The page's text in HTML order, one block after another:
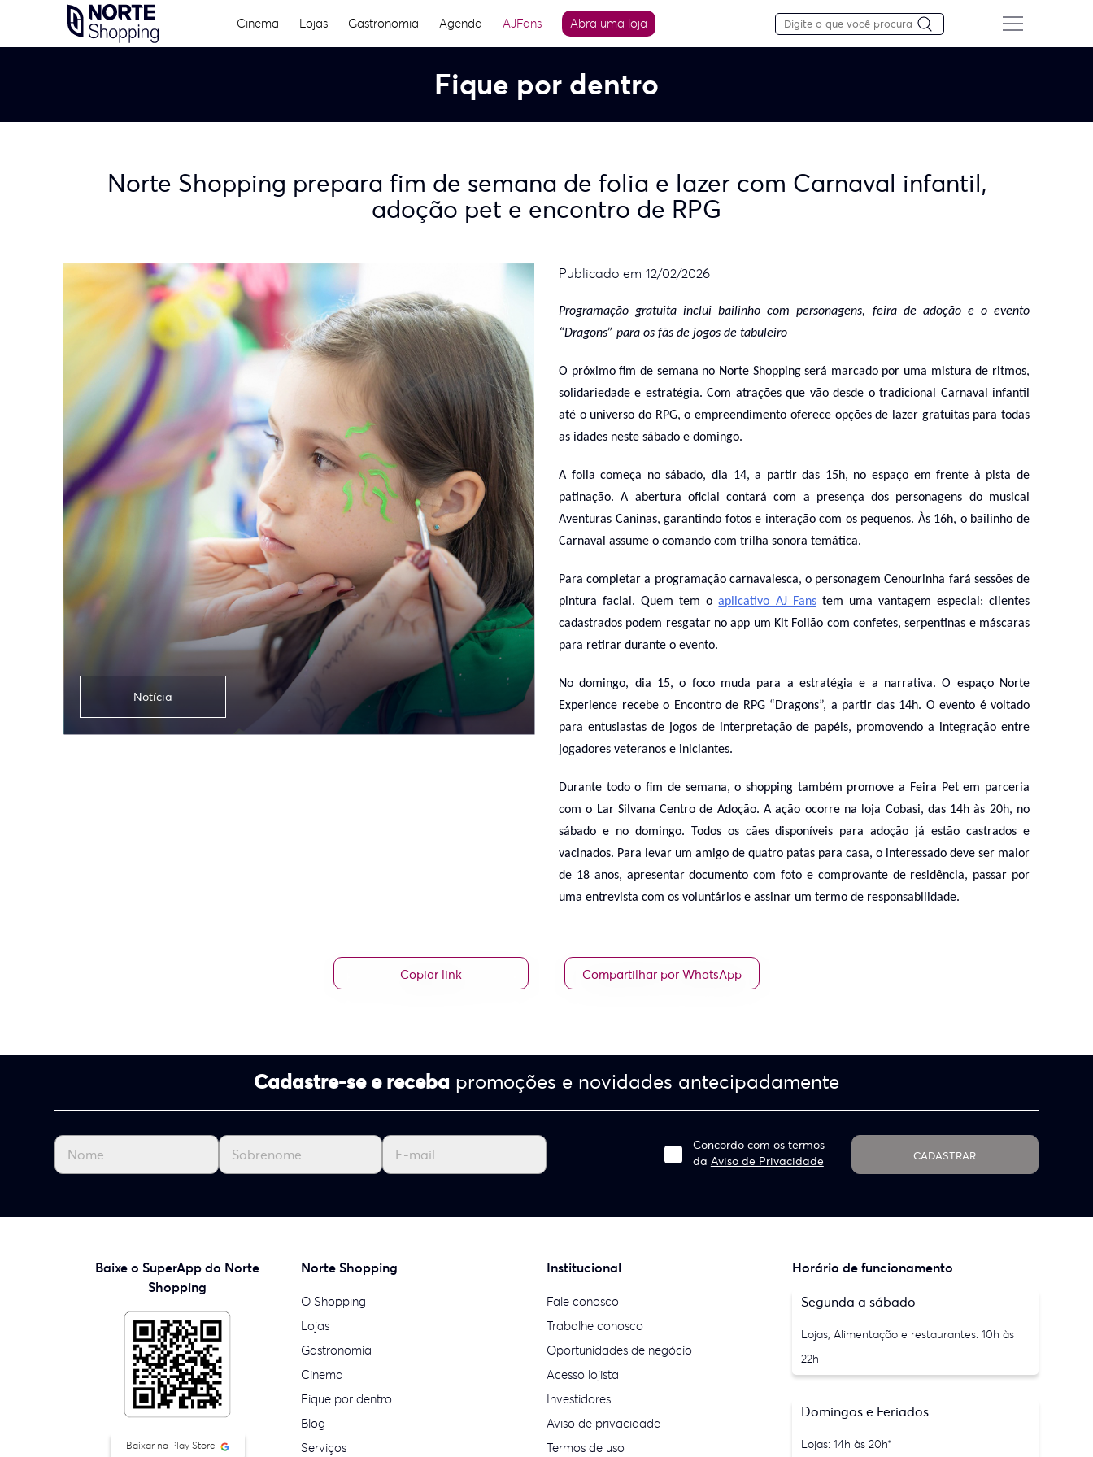
Cinema Lojas Gastronomia Agenda AJFans Abra uma loja
Fique por dentro
Norte Shopping prepara fim de semana de folia e lazer com Carnaval infantil,
adoção pet e encontro de RPG
Notícia
Publicado em 12/02/2026
Programação gratuita inclui bailinho com personagens, feira de adoção e o evento
“Dragons” para os fãs de jogos de tabuleiro
O próximo fim de semana no Norte Shopping será marcado por uma mistura de ritmos,
solidariedade e estratégia. Com atrações que vão desde o tradicional Carnaval infantil
até o universo do RPG, o empreendimento oferece opções de lazer gratuitas para todas
as idades neste sábado e domingo.
A folia começa no sábado, dia 14, a partir das 15h, no espaço em frente à pista de
patinação. A abertura oficial contará com a presença dos personagens do musical
Aventuras Caninas, garantindo fotos e interação com os pequenos. Às 16h, o bailinho de
Carnaval assume o comando com trilha sonora temática.
Para completar a programação carnavalesca, o personagem Cenourinha fará sessões de
pintura facial. Quem tem oaplicativo AJ Fanstem uma vantagem especial: clientes
cadastrados podem resgatar no app um Kit Folião com confetes, serpentinas e máscaras
para retirar durante o evento.
No domingo, dia 15, o foco muda para a estratégia e a narrativa. O espaço Norte
Experience recebe o Encontro de RPG “Dragons”, a partir das 14h. O evento é voltado
para entusiastas de jogos de interpretação de papéis, promovendo a integração entre
jogadores veteranos e iniciantes.
Durante todo o fim de semana, o shopping também promove a Feira Pet em parceria
com o Lar Silvana Centro de Adoção. A ação ocorre na loja Cobasi, das 14h às 20h, no
sábado e no domingo. Todos os cães disponíveis para adoção já estão castrados e
vacinados. Para levar um amigo de quatro patas para casa, o interessado deve ser maior
de 18 anos, apresentar documento com foto e comprovante de residência, passar por
uma entrevista com os voluntários e assinar um termo de responsabilidade.
Copiar link Compartilhar por WhatsApp
Cadastre-se e receba promoções e novidades antecipadamente
Concordo com os termos
da Aviso de Privacidade CADASTRAR
Baixe o SuperApp do Norte
Shopping
Baixar na Play Store
Norte Shopping
O Shopping
Lojas
Gastronomia
Cinema
Fique por dentro
Blog
Serviços
Institucional
Fale conosco
Trabalhe conosco
Oportunidades de negócio
Acesso lojista
Investidores
Aviso de privacidade
Termos de uso
Horário de funcionamento
Segunda a sábado
Lojas, Alimentação e restaurantes: 10h às
22h
Domingos e Feriados
Lojas: 14h às 20h*